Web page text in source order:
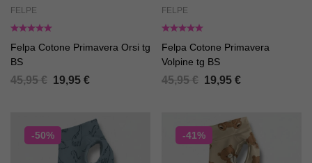
FELPE
Felpa Cotone Primavera Orsi tg
BS
45,95€ 19,95 €
FELPE
Felpa Cotone Primavera
Volpine tg BS
45,95€ 19,95 €
-50% -41%